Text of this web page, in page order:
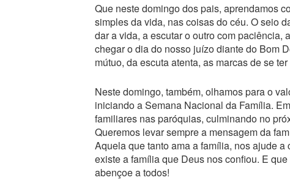
Que neste domingo dos pais, aprendamos
simples da vida, nas coisas do céu. O seio
dar a vida, a escutar o outro com
chegar o dia do nosso juízo diante do Bom
mútuo, da escuta atenta, as marcas de se
Neste domingo, também, olhamos para o
iniciando a Semana Nacional da Família.
familiares nas paróquias, culminando no
Queremos levar sempre a mensagem da
Aquela que tanto ama a família, nos ajude
existe a família que Deus nos confiou. E
abençoe a todos!